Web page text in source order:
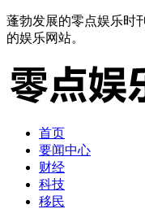
蓬勃发展的零点娱乐时
的娱乐网站。
首页
要闻中心
财经
科技
移民